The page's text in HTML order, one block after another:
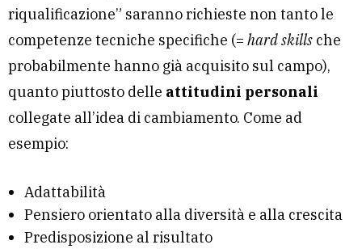
riqualificazione” saranno richieste non tanto le
competenze tecniche specifiche (= hard skills che
probabilmente hanno già acquisito sul campo),
quanto piuttosto delle attitudini personali
collegate all’idea di cambiamento. Come ad
esempio:
Adattabilità
Pensiero orientato alla diversità e alla crescita
Predisposizione al risultato